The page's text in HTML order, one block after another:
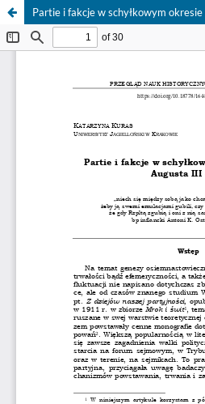
Partie i fakcje w schyłkowym